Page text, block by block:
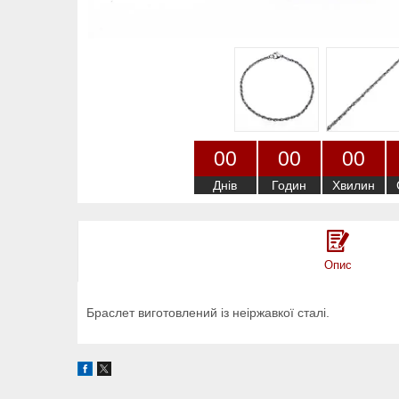
00
Днів
00
Годин
00
Хвилин
Опис
Браслет виготовлений із неіржавкої сталі.